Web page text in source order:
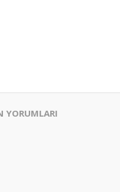
YORUMLARI